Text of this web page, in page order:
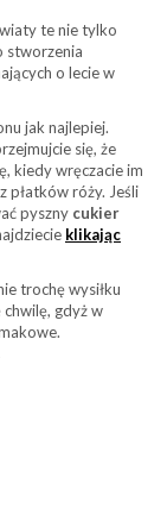
te nie tylko
stworzenia
o lecie w
jak najlepiej.
się, że
kiedy wręczacie im
płatków róży. Jeśli
pyszny cukier
klikając
trochę wysiłku
gdyż w